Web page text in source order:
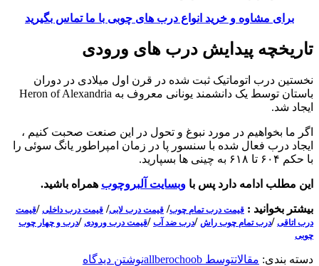
برای مشاوه و خرید انواع درب های چوبی با ما تماس بگیرید
تاریخچه پیدایش درب های ورودی
نخستین درب اتوماتیک ثبت شده در قرن اول میلادی در دوران
باستان توسط یک دانشمند یونانی معروف به Heron of Alexandria
ایجاد شد.
اگر ما بخواهیم در مورد نبوغ و تحول در این صنعت صحبت کنیم ،
ایجاد درب فعال شده با سنسور پا در زمان امپراطور یانگ سوئی را
با حکم ۶۰۴ تا ۶۱۸ به چینی ها بسپارید.
این مطلب ادامه دارد پس با وبسایت آلبروچوب همراه باشید.
بیشتر بخوانید : قیمت درب تمام چوب/ قیمت درب لابی/ قیمت درب داخلی /قیمت
درب اتاقی /درب تمام چوب راش /درب ضد آب /قیمت درب ورودی /درب و چهار چوب
چوبی
دسته بندی: مقالاتتوسط allberochoobنوشتن دیدگاه